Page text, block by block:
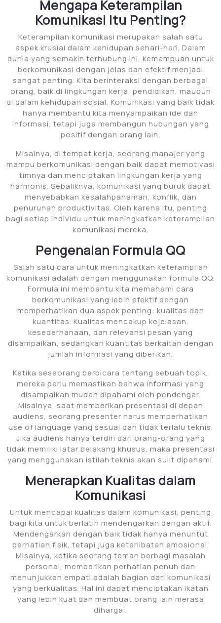
Mengapa Keterampilan
Komunikasi Itu Penting?
Keterampilan komunikasi merupakan salah satu
aspek krusial dalam kehidupan sehari-hari. Dalam
dunia yang semakin terhubung ini, kemampuan untuk
berkomunikasi dengan jelas dan efektif menjadi
sangat penting. Kita berinteraksi dengan berbagai
orang, baik di lingkungan kerja, pendidikan, maupun
di dalam kehidupan sosial. Komunikasi yang baik tidak
hanya membantu kita menyampaikan ide dan
informasi, tetapi juga membangun hubungan yang
positif dengan orang lain.
Misalnya, di tempat kerja, seorang manajer yang
mampu berkomunikasi dengan baik dapat memotivasi
timnya dan menciptakan lingkungan kerja yang
harmonis. Sebaliknya, komunikasi yang buruk dapat
menyebabkan kesalahpahaman, konflik, dan
penurunan produktivitas. Oleh karena itu, penting
bagi setiap individu untuk meningkatkan keterampilan
komunikasi mereka.
Pengenalan Formula QQ
Salah satu cara untuk meningkatkan keterampilan
komunikasi adalah dengan menggunakan formula QQ.
Formula ini membantu kita memahami cara
berkomunikasi yang lebih efektif dengan
memperhatikan dua aspek penting: kualitas dan
kuantitas. Kualitas mencakup kejelasan,
kesederhanaan, dan relevansi pesan yang
disampaikan, sedangkan kuantitas berkaitan dengan
jumlah informasi yang diberikan.
Ketika seseorang berbicara tentang sebuah topik,
mereka perlu memastikan bahwa informasi yang
disampaikan mudah dipahami oleh pendengar.
Misalnya, saat memberikan presentasi di depan
audiens, seorang presenter harus memperhatikan
use of language yang sesuai dan tidak terlalu teknis.
Jika audiens hanya terdiri dari orang-orang yang
tidak memiliki latar belakang khusus, maka presentasi
yang menggunakan istilah teknis akan sulit dipahami.
Menerapkan Kualitas dalam
Komunikasi
Untuk mencapai kualitas dalam komunikasi, penting
bagi kita untuk berlatih mendengarkan dengan aktif.
Mendengarkan dengan baik tidak hanya menuntut
perhatian fisik, tetapi juga keterlibatan emosional.
Misalnya, ketika seorang teman berbagi masalah
personal, memberikan perhatian penuh dan
menunjukkan empati adalah bagian dari komunikasi
yang berkualitas. Hal ini dapat menciptakan ikatan
yang lebih kuat dan membuat orang lain merasa
dihargai.